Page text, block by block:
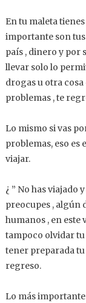
En tu maleta
importante son tus
país , dinero y por
llevar solo lo
drogas u otra
problemas , te
Lo mismo si vas
problemas, eso es
viajar.
¿ ” No has viajado
preocupes , algún
humanos , en este
tampoco olvidar tu
tener preparada tu
regreso.
Lo más